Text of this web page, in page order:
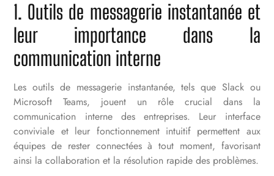
1. Outils de messagerie instantanée et
leur importance dans la
communication interne
Les outils de messagerie instantanée, tels que Slack ou
Microsoft Teams, jouent un rôle crucial dans la
communication interne des entreprises. Leur interface
conviviale et leur fonctionnement intuitif permettent aux
équipes de rester connectées à tout moment, favorisant
ainsi la collaboration et la résolution rapide des problèmes.